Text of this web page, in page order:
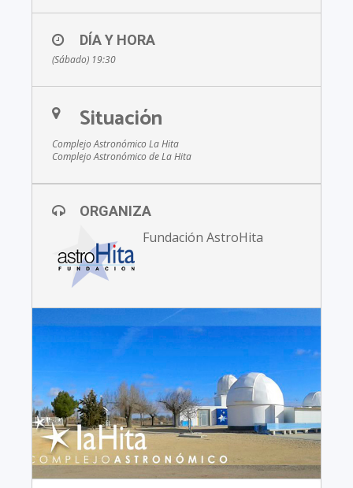
DÍA Y HORA
(Sábado) 19:30
Situación
Complejo Astronómico La Hita
Complejo Astronómico de La Hita
ORGANIZA
Fundación AstroHita